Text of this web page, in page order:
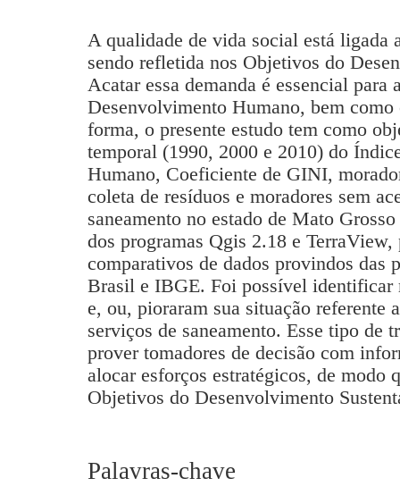
A qualidade de vida social está ligada
sendo refletida nos Objetivos do
Acatar essa demanda é essencial para
Desenvolvimento Humano, bem
forma, o presente estudo tem como
temporal (1990, 2000 e 2010) do
Humano, Coeficiente de GINI,
coleta de resíduos e moradores sem
saneamento no estado de Mato
dos programas Qgis 2.18 e TerraView,
comparativos de dados provindos das
Brasil e IBGE. Foi possível identificar
e, ou, pioraram sua situação referente
serviços de saneamento. Esse tipo de
prover tomadores de decisão com
alocar esforços estratégicos, de modo
Objetivos do Desenvolvimento
Palavras-chave